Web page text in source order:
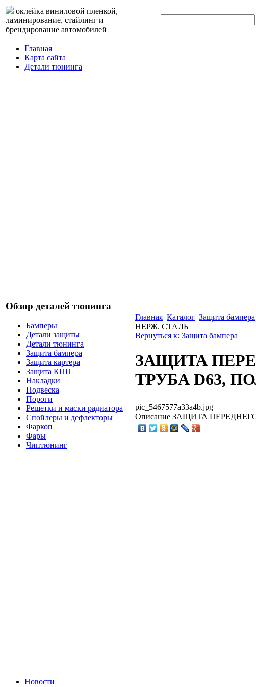
оклейка виниловой пленкой,
ламинирование, стайлинг и
брендирование автомобилей
Главная
Карта сайта
Детали тюнинга
Обзор деталей тюнинга
Бамперы
Детали защиты
Детали тюнинга
Защита бампера
Защита картера
Защита КПП
Накладки
Подвеска
Пороги
Решетки и маски радиатора
Спойлеры и дефлекторы
Фаркоп
Фары
Чиптюнинг
Главная Каталог Защита бампера
НЕРЖ. СТАЛЬ
Вернуться к: Защита бампера
ЗАЩИТА
ТРУБА D63,
pic_5467577a33a4b.jpg
Описание ЗАЩИТА ПЕРЕДНЕГО
Новости